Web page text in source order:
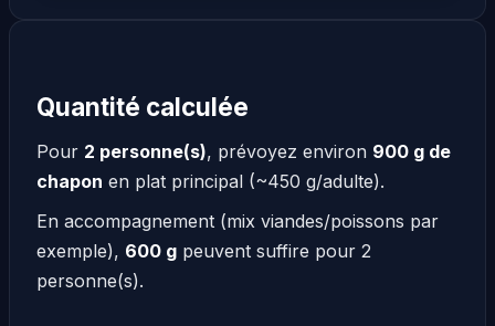
Quantité calculée
Pour 2 personne(s), prévoyez environ 900 g de
chapon en plat principal (~450 g/adulte).
En accompagnement (mix viandes/poissons par
exemple), 600 g peuvent suffire pour 2
personne(s).